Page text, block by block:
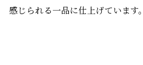
感じられる一品に仕上げています。